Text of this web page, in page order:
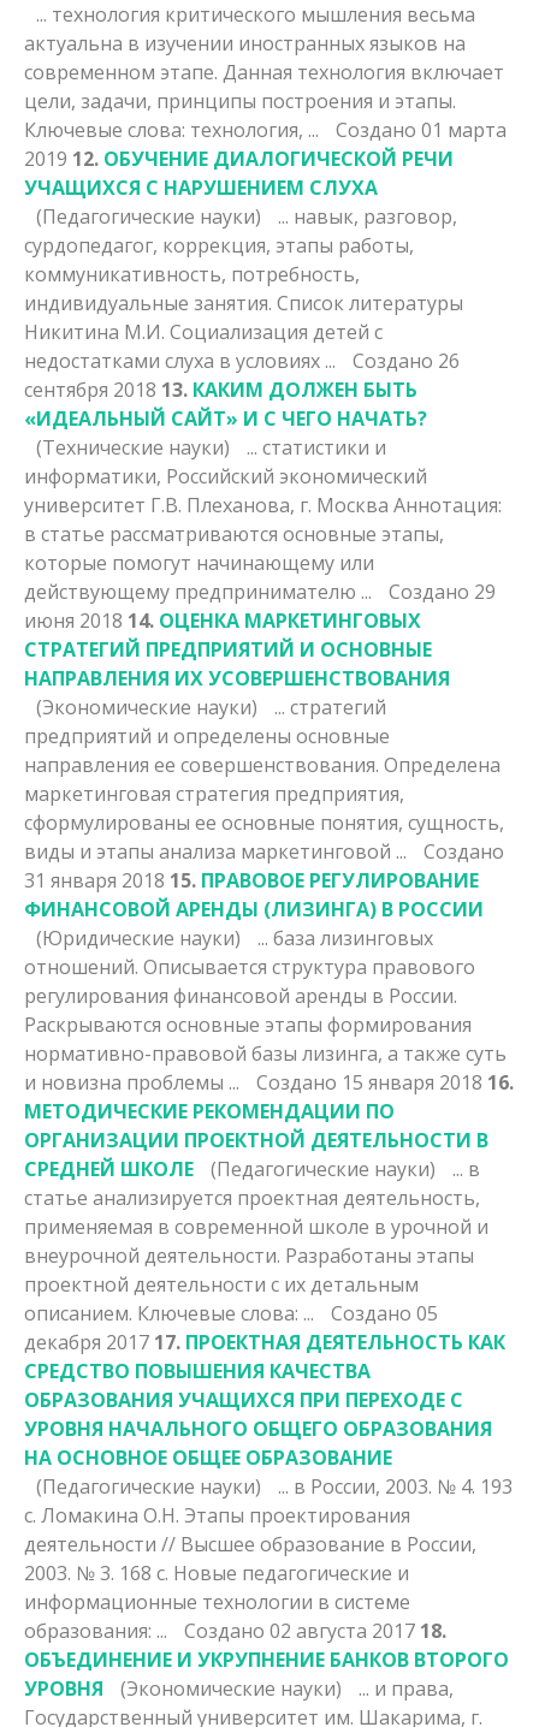
... технология критического мышления весьма
актуальна в изучении иностранных языков на
современном этапе. Данная технология включает
цели, задачи, принципы построения и этапы.
Ключевые слова: технология, ...
Создано 01 марта
2019 12. ОБУЧЕНИЕ ДИАЛОГИЧЕСКОЙ РЕЧИ
УЧАЩИХСЯ С НАРУШЕНИЕМ СЛУХА
(Педагогические науки)
... навык, разговор,
сурдопедагог, коррекция, этапы работы,
коммуникативность, потребность,
индивидуальные занятия. Список литературы
Никитина М.И. Социализация детей с
недостатками слуха в условиях ...
Создано 26
сентября 2018 13. КАКИМ ДОЛЖЕН БЫТЬ
«ИДЕАЛЬНЫЙ САЙТ» И С ЧЕГО НАЧАТЬ?
(Технические науки)
... статистики и
информатики, Российский экономический
университет Г.В. Плеханова, г. Москва Аннотация:
в статье рассматриваются основные этапы,
которые помогут начинающему или
действующему предпринимателю ...
Создано 29
июня 2018 14. ОЦЕНКА МАРКЕТИНГОВЫХ
СТРАТЕГИЙ ПРЕДПРИЯТИЙ И ОСНОВНЫЕ
НАПРАВЛЕНИЯ ИХ УСОВЕРШЕНСТВОВАНИЯ
(Экономические науки)
... стратегий
предприятий и определены основные
направления ее совершенствования. Определена
маркетинговая стратегия предприятия,
сформулированы ее основные понятия, сущность,
виды и этапы анализа маркетинговой ...
Создано
31 января 2018 15. ПРАВОВОЕ РЕГУЛИРОВАНИЕ
ФИНАНСОВОЙ АРЕНДЫ (ЛИЗИНГА) В РОССИИ
(Юридические науки)
... база лизинговых
отношений. Описывается структура правового
регулирования финансовой аренды в России.
Раскрываются основные этапы формирования
нормативно-правовой базы лизинга, а также суть
и новизна проблемы ...
Создано 15 января 2018 16.
МЕТОДИЧЕСКИЕ РЕКОМЕНДАЦИИ ПО
ОРГАНИЗАЦИИ ПРОЕКТНОЙ ДЕЯТЕЛЬНОСТИ В
СРЕДНЕЙ ШКОЛЕ
(Педагогические науки)
... в
статье анализируется проектная деятельность,
применяемая в современной школе в урочной и
внеурочной деятельности. Разработаны этапы
проектной деятельности с их детальным
описанием. Ключевые слова: ...
Создано 05
декабря 2017 17. ПРОЕКТНАЯ ДЕЯТЕЛЬНОСТЬ КАК
СРЕДСТВО ПОВЫШЕНИЯ КАЧЕСТВА
ОБРАЗОВАНИЯ УЧАЩИХСЯ ПРИ ПЕРЕХОДЕ С
УРОВНЯ НАЧАЛЬНОГО ОБЩЕГО ОБРАЗОВАНИЯ
НА ОСНОВНОЕ ОБЩЕЕ ОБРАЗОВАНИЕ
(Педагогические науки)
... в России, 2003. № 4. 193
с. Ломакина О.Н. Этапы проектирования
деятельности // Высшее образование в России,
2003. № 3. 168 с. Новые педагогические и
информационные технологии в системе
образования: ...
Создано 02 августа 2017 18.
ОБЪЕДИНЕНИЕ И УКРУПНЕНИЕ БАНКОВ ВТОРОГО
УРОВНЯ
(Экономические науки)
... и права,
Государственный университет им. Шакарима, г.